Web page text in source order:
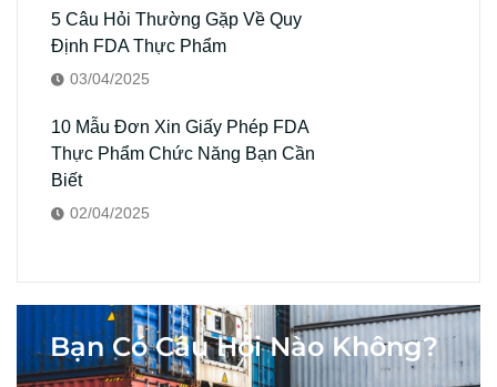
5 Câu Hỏi Thường Gặp Về Quy
Định FDA Thực Phẩm
03/04/2025
10 Mẫu Đơn Xin Giấy Phép FDA
Thực Phẩm Chức Năng Bạn Cần
Biết
02/04/2025
Bạn Có Câu Hỏi Nào Không?